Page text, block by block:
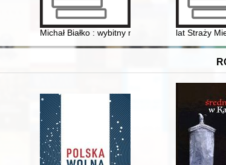
w Poznaniu : działalność pedagogów rytmiki
Michał Białko : wybitny naukowiec, lat Straży